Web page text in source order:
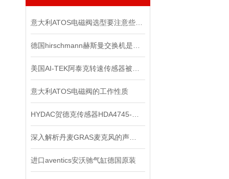
意大利ATOS电磁阀的工作性质
进口aventics安沃驰气缸德国原装